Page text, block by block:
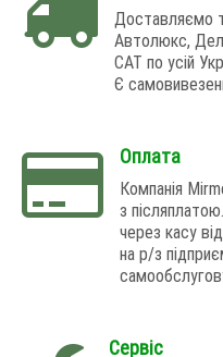
Доставляємо
Автолюкс,
САТ по усій
Є
Оплата
Компанія
з
через касу
на р/з
Сервіс